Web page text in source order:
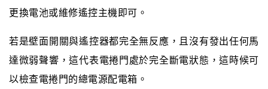
更換電池或維修遙控主機即可。
若是壁面開關與遙控器都完全無反應，且沒有發出任何馬
達微弱聲響，這代表電捲門處於完全斷電狀態，這時候可
以檢查電捲門的總電源配電箱。